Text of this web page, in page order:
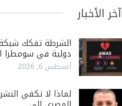
آخر الأخبار
الشرطة تفكك شبكة
دولية في سومطرا
أغسطس 6, 2026
لماذا لا تكفي